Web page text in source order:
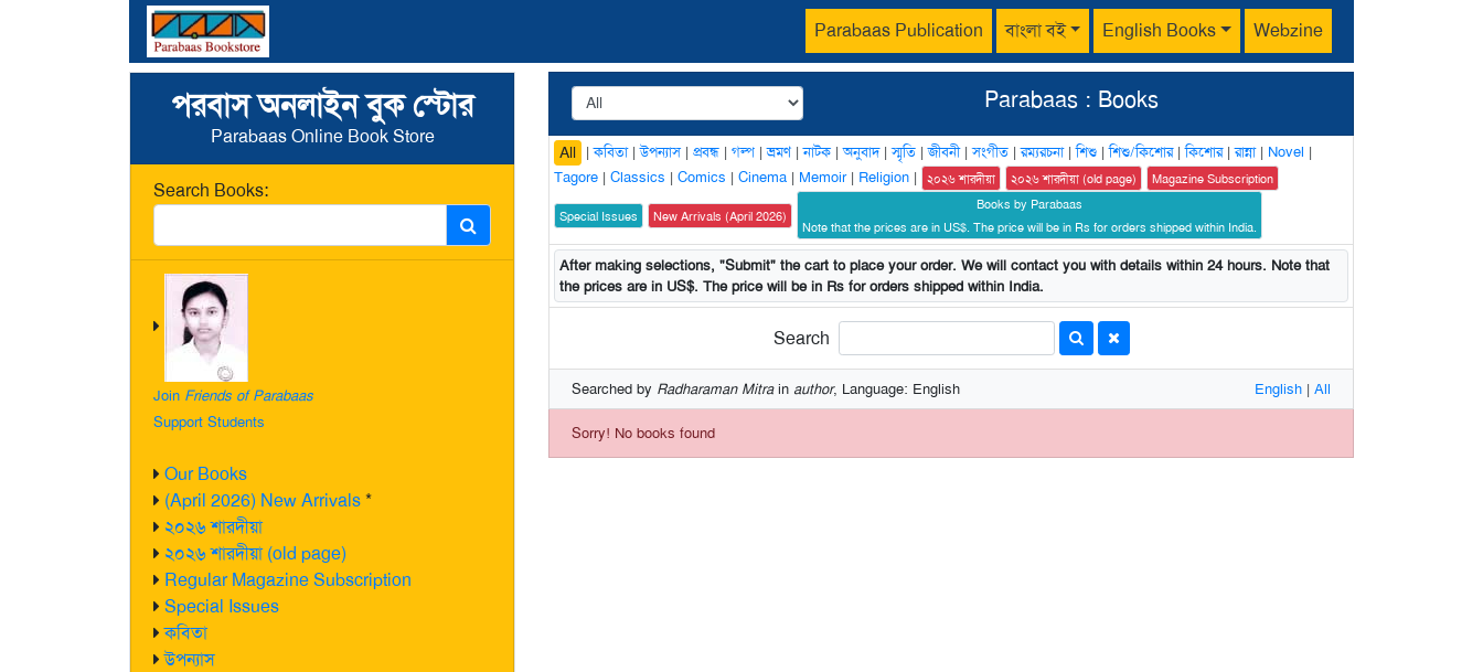
Parabaas Publication বাংলা বই English Books Webzine
পরবাস অনলাইন বুক স্টোর
Parabaas Online Book Store
Search Books:
Join Friends of Parabaas
Support Students
Our Books
(April 2026) New Arrivals*
২০২৬ শারদীয়া
২০২৬ শারদীয়া (old page)
Regular Magazine Subscription
Special Issues
কবিতা
উপন্যাস
Parabaas : Books
All |কবিতা|উপন্যাস| প্রবন্ধ | গল্প |ভ্রমণ|নাটক |অনুবাদ|স্মৃতি |জীবনী|সংগীত |রম্যরচনা|শিশু |শিশু/কিশোর|কিশোর|রান্না| Novel |
Tagore | Classics | Comics | Cinema | Memoir| Religion | ২০২৬ শারদীয়া ২০২৬ শারদীয়া (old page) Magazine Subscription
Special Issues New Arrivals (April 2026)
Books by Parabaas
Note that the prices are in US$. The price will be in Rs for orders shipped within India.
After making selections, "Submit" the cart to place your order. We will contact you with details within 24 hours. Note that
the prices are in US$. The price will be in Rs for orders shipped within India.
Search
Searched by Radharaman Mitrain author, Language: English English | All
Sorry! No books found